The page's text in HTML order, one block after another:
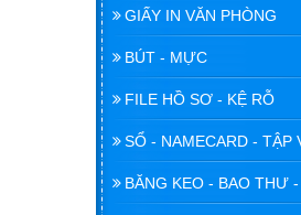
GIẤY IN VĂN PHÒNG
BÚT - MỰC
FILE HỒ SƠ - KỆ RỖ
SỔ - NAMECARD - TẬP
BĂNG KEO - BAO THƯ